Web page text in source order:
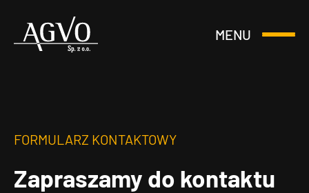
Header
MENU
Otwórz
FORMULARZ KONTAKTOWY
Zapraszamy do kontaktu